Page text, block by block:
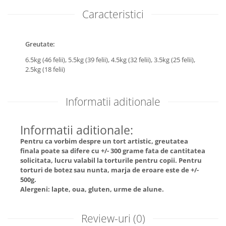
Caracteristici
Greutate:
6.5kg (46 felii), 5.5kg (39 felii),4.5kg (32 felii),3.5kg (25 felii),
2.5kg (18 felii)
Informatii aditionale
Informatii aditionale:
Pentru ca vorbim despre un tort artistic, greutatea
finala poate sa difere cu +/- 300 grame fata de cantitatea
solicitata, lucru valabil la torturile pentru copii. Pentru
torturi de botez sau nunta, marja de eroare este de +/-
500g.
Alergeni: lapte, oua, gluten, urme de alune.
Review-uri (0)